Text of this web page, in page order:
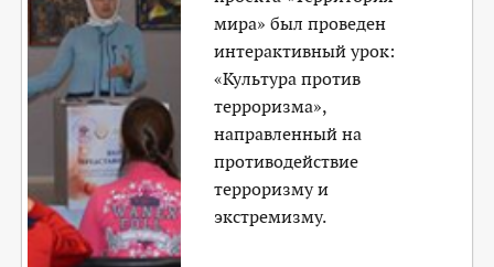
мира» был проведен
интерактивный урок:
«Культура против
терроризма»,
направленный на
противодействие
терроризму и
экстремизму.